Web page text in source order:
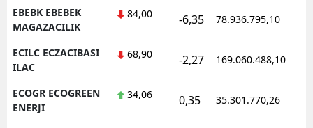
EBEBK EBEBEK
MAGAZACILIK
84,00 -6,35 78.936.795,10
ECILC ECZACIBASI
ILAC
68,90 -2,27 169.060.488,10
ECOGR ECOGREEN
ENERJI
34,06 0,35 35.301.770,26